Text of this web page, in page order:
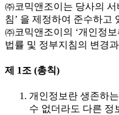
㈜코믹앤조이는 당사의
침’ 을 제정하여 준수하고
㈜코믹앤조이의 ‘개인정
법률 및 정부지침의 변경
제 1조 (총칙)
개인정보란 생존하
수 없더라도 다른 정